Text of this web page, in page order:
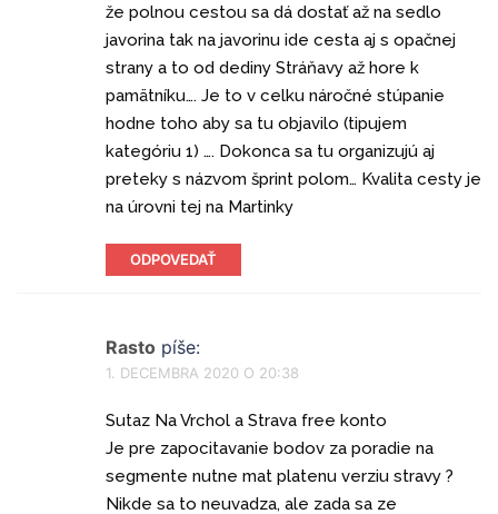
že polnou cestou sa dá dostať až na sedlo
javorina tak na javorinu ide cesta aj s opačnej
strany a to od dediny Stráňavy až hore k
pamätníku…. Je to v celku náročné stúpanie
hodne toho aby sa tu objavilo (tipujem
kategóriu 1) …. Dokonca sa tu organizujú aj
preteky s názvom šprint polom… Kvalita cesty je
na úrovni tej na Martinky
ODPOVEDAŤ
Rasto píše:
1. DECEMBRA 2020 O 20:38
Sutaz Na Vrchol a Strava free konto
Je pre zapocitavanie bodov za poradie na
segmente nutne mat platenu verziu stravy ?
Nikde sa to neuvadza, ale zada sa ze